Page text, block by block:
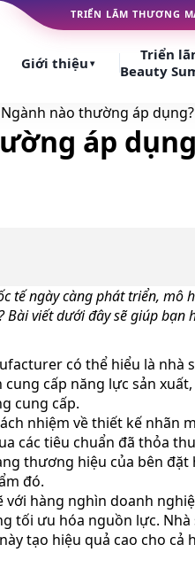
TRIỂN LÃM THƯƠNG
Giới thiệu ▾
Triển
Beauty
Ngành nào thường áp
áp
tế ngày càng phát triển,
viết dưới đây sẽ giúp
có thể hiểu là
cấp năng lực sản
cung cấp.
nhiệm về thiết kế
các tiêu chuẩn đã thỏa
thương hiệu của bên
đó.
hàng nghìn doanh
tối ưu hóa nguồn lực.
tạo hiệu quả cao cho cả